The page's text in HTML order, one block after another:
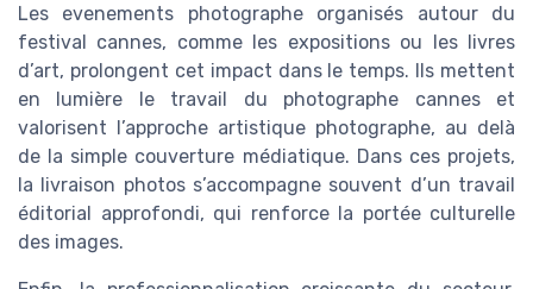
Les evenements photographe organisés autour du
festival cannes, comme les expositions ou les livres
d’art, prolongent cet impact dans le temps. Ils mettent
en lumière le travail du photographe cannes et
valorisent l’approche artistique photographe, au delà
de la simple couverture médiatique. Dans ces projets,
la livraison photos s’accompagne souvent d’un travail
éditorial approfondi, qui renforce la portée culturelle
des images.